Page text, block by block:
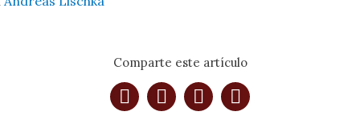
Comparte este artículo